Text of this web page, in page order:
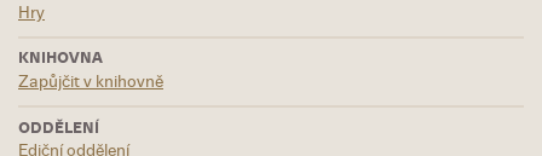
Hry
KNIHOVNA
Zapůjčit v knihovně
ODDĚLENÍ
Ediční oddělení